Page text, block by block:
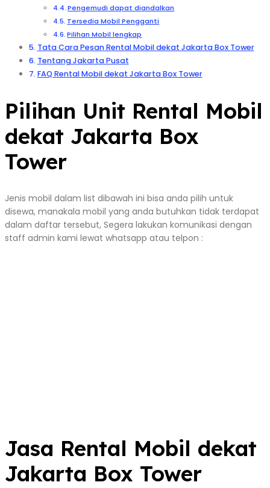
Pengemudi dapat diandalkan
Tersedia Mobil Pengganti
Pilihan Mobil lengkap
Tata Cara Pesan Rental Mobil dekat Jakarta Box Tower
Tentang Jakarta Pusat
FAQ Rental Mobil dekat Jakarta Box Tower
Pilihan Unit Rental Mobil
dekat Jakarta Box
Tower
Jenis mobil dalam list dibawah ini bisa anda pilih untuk
disewa, manakala mobil yang anda butuhkan tidak terdapat
dalam daftar tersebut, Segera lakukan komunikasi dengan
staff admin kami lewat whatsapp atau telpon :
Jasa Rental Mobil dekat
Jakarta Box Tower